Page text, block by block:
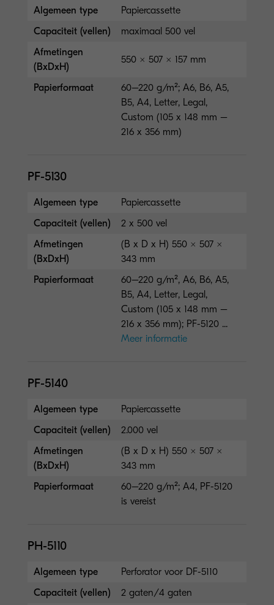
Algemeen type
Papiercassette
Capaciteit (vellen)
maximaal 500 vel
Afmetingen
(BxDxH)
550 × 507 × 157 mm
Papierformaat
60–220 g/m²; A6, B6, A5,
B5, A4, Letter, Legal,
Custom (105 x 148 mm –
216 x 356 mm)
PF-5130
Algemeen type
Papiercassette
Capaciteit (vellen)
2 x 500 vel
Afmetingen
(BxDxH)
(B x D x H) 550 × 507 ×
343 mm
Papierformaat
60–220 g/m², A6, B6, A5,
B5, A4, Letter, Legal,
Custom (105 x 148 mm –
216 x 356 mm); PF-5120 ...
Meer informatie
PF-5140
Algemeen type
Papiercassette
Capaciteit (vellen)
2.000 vel
Afmetingen
(BxDxH)
(B x D x H) 550 × 507 ×
343 mm
Papierformaat
60–220 g/m²; A4, PF-5120
is vereist
PH-5110
Algemeen type
Perforator voor DF-5110
Capaciteit (vellen)
2 gaten/4 gaten